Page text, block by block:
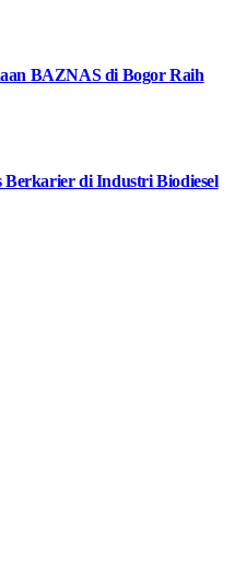
BAZNAS di Bogor Raih
Berkarier di Industri Biodiesel